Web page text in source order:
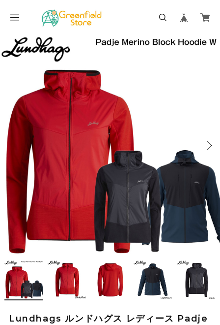
Lundhags ルンドハグス レディース Padje